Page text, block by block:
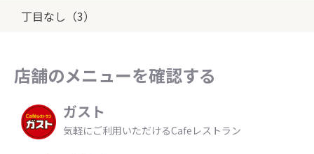
丁目なし（3）
店舗のメニューを確認する
ガスト
気軽にご利用いただけるCafeレストラン